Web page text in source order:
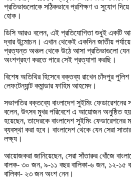
প্রতিভাগুলোকে সঠিকভাবে প্রশিক্ষণ ও সুযোগ দিয়ে
হোক।
ডিসি আরও বলেন, এই প্রতিযোগিতা শুধুই একটি
দ্বার উন্মোচন। এখান থেকেই একদিন জাতীয়
প্রত্যন্ত অঞ্চল থেকে উঠে আসা প্রতিভাগুলো যেন
অংশগ্রহণ করতে পারে সেই প্রত্যাশা করছি।
বিশেষ অতিথির হিসেবে বক্তব্য রাখেন চাঁদপুর
লেফটেন্যান্ট কমান্ডার ফাহিম আহমেদ।
সভাপতির বক্তব্যে বাংলাদেশ সুইমিং ফেডারেশনের
বলেন, উৎসব মুখর পরিবেশে এ আয়োজন অনুষ্ঠিত
হয়েছেন, তাদেরকে বাংলাদেশ সুইমিং ফেডারেশনের
ব্যবস্থা করা হবে। বাংলাদেশ থেকে যেন সেরা
লক্ষ্য।
আয়োজকরা জানিয়েছেন, সেরা সাঁতারুর খোঁজে
বালক- ৩০ জন, ৯-১১ বছর বালিকা-৬ জন, ১২-১৫
বালিকা- ২৩ জন অংশ নেন।